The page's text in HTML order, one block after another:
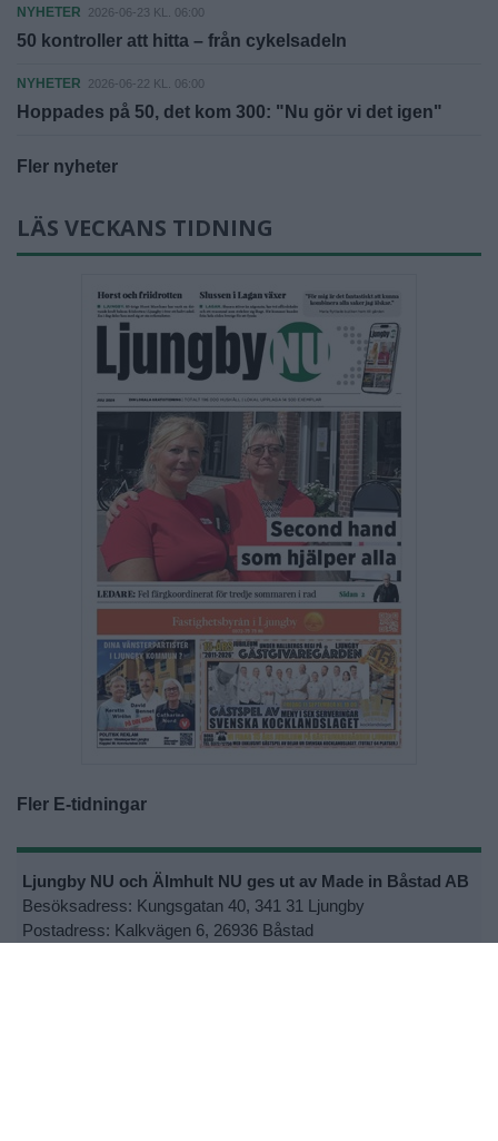
NYHETER 2026-06-23 KL. 06:00
50 kontroller att hitta – från cykelsadeln
NYHETER 2026-06-22 KL. 06:00
Hoppades på 50, det kom 300: "Nu gör vi det igen"
Fler nyheter
LÄS VECKANS TIDNING
Fler E-tidningar
Ljungby NU och Älmhult NU ges ut av Made in Båstad AB
Besöksadress: Kungsgatan 40, 341 31 Ljungby
Postadress: Kalkvägen 6, 26936 Båstad